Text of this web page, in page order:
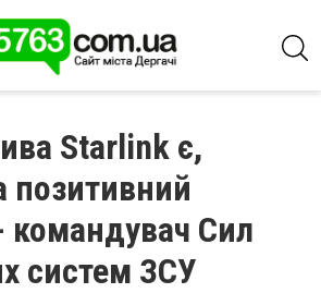
Starlink є,
позитивний
командувач Сил
систем ЗСУ